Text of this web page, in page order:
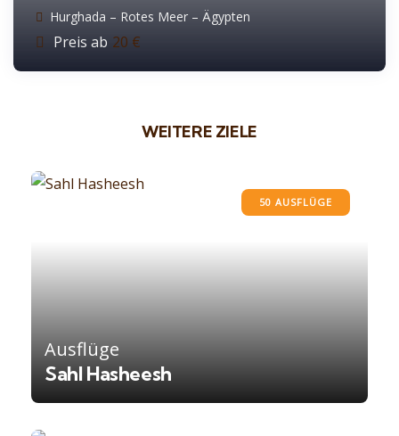
Hurghada – Rotes Meer – Ägypten
Preis ab 20 €
WEITERE ZIELE
50 AUSFLÜGE
Ausflüge
Sahl Hasheesh